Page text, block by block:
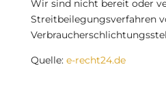
Wir sind nicht bereit oder
Streitbeilegungsverfahren
Quelle: e-recht24.de